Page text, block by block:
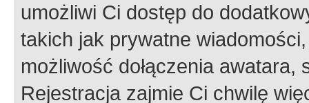
umożliwi Ci dostęp do
takich jak prywatne
możliwość dołączenia
Rejestracja zajmie Ci chwilę